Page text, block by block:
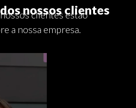
nossos clientes
clientes estão
a nossa empresa.